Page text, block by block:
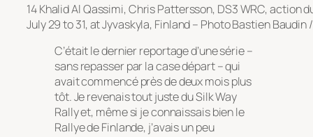
14 Khalid Al Qassimi, Chris Pattersson, DS3 WRC, action
July 29 to 31, at Jyvaskyla, Finland – Photo Bastien Baudin
C’était le dernier reportage d’une série –
sans repasser par la case départ – qui
avait commencé près de deux mois plus
tôt. Je revenais tout juste du Silk Way
Rally et, même si je connaissais bien le
Rallye de Finlande, j’avais un peu